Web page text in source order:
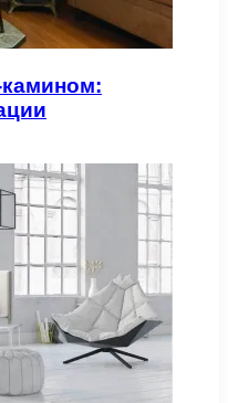
камином: